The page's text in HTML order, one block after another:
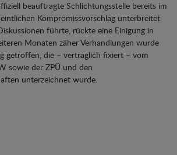
beauftragte Schlichtungsstelle bereits im
Kompromissvorschlag unterbreitet
führte, rückte eine Einigung in
Monaten zäher Verhandlungen wurde
getroffen, die – vertraglich fixiert – vom
sowie der ZPÜ und den
unterzeichnet wurde.